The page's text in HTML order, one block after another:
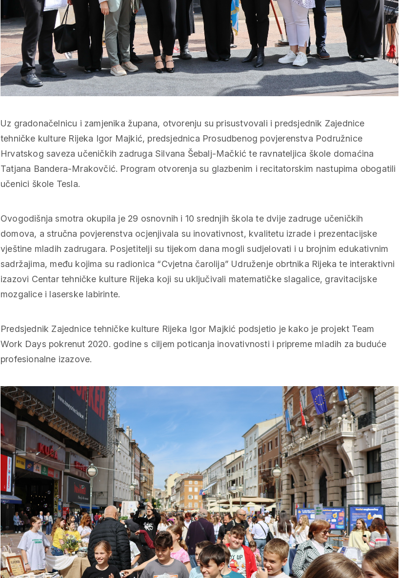
Uz gradonačelnicu i zamjenika župana, otvorenju su prisustvovali i predsjednik Zajednice
tehničke kulture Rijeka Igor Majkić, predsjednica Prosudbenog povjerenstva Podružnice
Hrvatskog saveza učeničkih zadruga Silvana Šebalj-Mačkić te ravnateljica škole domaćina
Tatjana Bandera-Mrakovčić. Program otvorenja su glazbenim i recitatorskim nastupima obogatili
učenici škole Tesla.
Ovogodišnja smotra okupila je 29 osnovnih i 10 srednjih škola te dvije zadruge učeničkih
domova, a stručna povjerenstva ocjenjivala su inovativnost, kvalitetu izrade i prezentacijske
vještine mladih zadrugara. Posjetitelji su tijekom dana mogli sudjelovati i u brojnim edukativnim
sadržajima, među kojima su radionica “Cvjetna čarolija” Udruženje obrtnika Rijeka te interaktivni
izazovi Centar tehničke kulture Rijeka koji su uključivali matematičke slagalice, gravitacijske
mozgalice i laserske labirinte.
Predsjednik Zajednice tehničke kulture Rijeka Igor Majkić podsjetio je kako je projekt Team
Work Days pokrenut 2020. godine s ciljem poticanja inovativnosti i pripreme mladih za buduće
profesionalne izazove.